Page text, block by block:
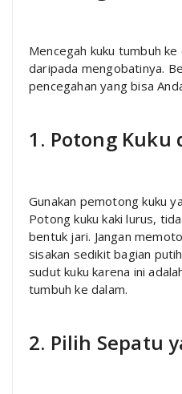
Mencegah kuku tumbuh
daripada mengobatinya.
pencegahan yang bisa
1. Potong Kuku
Gunakan pemotong kuku
Potong kuku kaki lurus,
bentuk jari. Jangan
sisakan sedikit bagian
sudut kuku karena ini
tumbuh ke dalam.
2. Pilih Sepatu